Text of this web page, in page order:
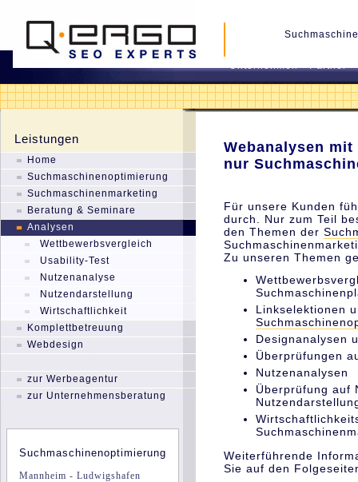
Leistungen
Home
Suchmaschinenoptimierung
Suchmaschinenmarketing
Beratung & Seminare
Analysen
Wettbewerbsvergleich
Usability-Test
Nutzenanalyse
Nutzendarstellung
Wirtschaftlichkeit
Komplettbetreuung
Webdesign
zur Werbeagentur
zur Unternehmensberatung
Suchmaschinenoptimierung
Mannheim - Ludwigshafen
Unternehmen Partner
Webanalysen mit
nur
Für unsere Kunden
durch. Nur zum Teil
den Themen der
Zu unseren Themen
Linkselektionen
Designanalysen
Überprüfungen
Nutzenanalysen
Überprüfung auf
Weiterführende
Sie auf den